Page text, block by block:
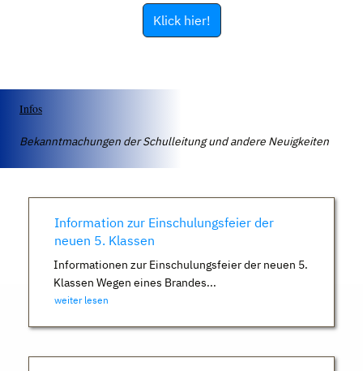
Klick hier!
Infos
Bekanntmachungen der Schulleitung und andere Neuigkeiten
Information zur Einschulungsfeier der
neuen 5. Klassen
Informationen zur Einschulungsfeier der neuen 5.
Klassen Wegen eines Brandes...
weiter lesen